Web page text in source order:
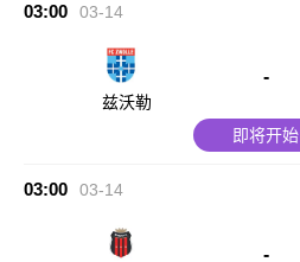
03:00 03-14
兹沃勒
-
即将开始
03:00 03-14
-